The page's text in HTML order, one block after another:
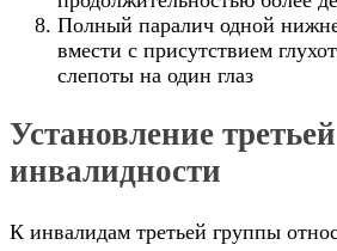
Полный паралич одной
вмести с присутствием
слепоты на один глаз
Установление
инвалидности
К инвалидам третьей группы